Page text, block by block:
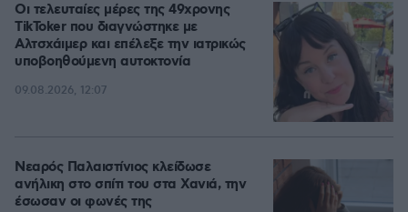
Οι τελευταίες μέρες της 49χρονης
TikToker που διαγνώστηκε με
Αλτσχάιμερ και επέλεξε την ιατρικώς
υποβοηθούμενη αυτοκτονία
09.08.2026, 12:07
Νεαρός Παλαιστίνιος κλείδωσε
ανήλικη στο σπίτι του στα Χανιά, την
έσωσαν οι φωνές της